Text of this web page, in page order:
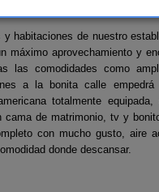
el alojamiento
y habitaciones de nuestro
máximo aprovechamiento y
las comodidades como
a la bonita calle
totalmente equipada,
cama de matrimonio, tv y
con mucho gusto, aire
donde descansar.